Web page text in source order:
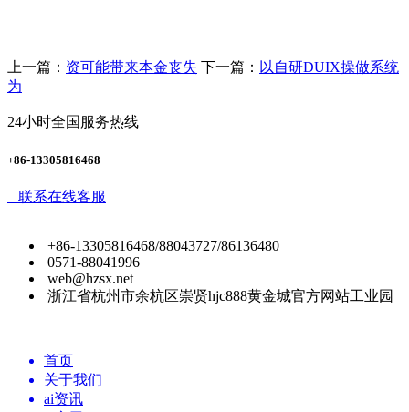
上一篇： 资可能带来本金丧失 下一篇： 以自研DUIX操做系统
为
24小时全国服务热线
+86-13305816468
联系在线客服
+86-13305816468/88043727/86136480
0571-88041996
web@hzsx.net
浙江省杭州市余杭区崇贤hjc888黄金城官方网站工业园
首页
关于我们
ai资讯